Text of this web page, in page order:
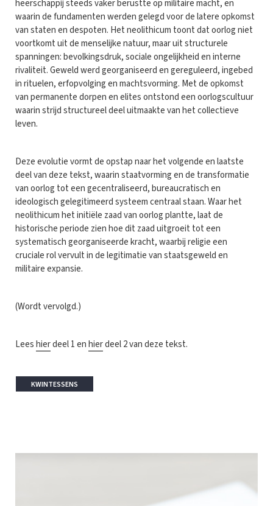
heerschappij steeds vaker berustte op militaire macht, en
waarin de fundamenten werden gelegd voor de latere opkomst
van staten en despoten. Het neolithicum toont dat oorlog niet
voortkomt uit de menselijke natuur, maar uit structurele
spanningen: bevolkingsdruk, sociale ongelijkheid en interne
rivaliteit. Geweld werd georganiseerd en gereguleerd, ingebed
in rituelen, erfopvolging en machtsvorming. Met de opkomst
van permanente dorpen en elites ontstond een oorlogscultuur
waarin strijd structureel deel uitmaakte van het collectieve
leven.
Deze evolutie vormt de opstap naar het volgende en laatste
deel van deze tekst, waarin staatvorming en de transformatie
van oorlog tot een gecentraliseerd, bureaucratisch en
ideologisch gelegitimeerd systeem centraal staan. Waar het
neolithicum het initiële zaad van oorlog plantte, laat de
historische periode zien hoe dit zaad uitgroeit tot een
systematisch georganiseerde kracht, waarbij religie een
cruciale rol vervult in de legitimatie van staatsgeweld en
militaire expansie.
(Wordt vervolgd.)
Leeshierdeel 1 enhierdeel 2 van deze tekst.
KWINTESSENS